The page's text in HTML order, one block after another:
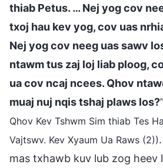
thiab Petus. … Nej yog cov
txoj hau kev yog, cov uas
Nej yog cov neeg uas sawv
ntawm tus zaj loj liab ploog,
ua cov ncaj ncees. Qhov
muaj nuj nqis tshaj plaws los?”
Qhov Kev Tshwm Sim thiab Tes
Vajtswv. Kev Xyaum Ua Raws (2))
mas txhawb kuv lub zog heev